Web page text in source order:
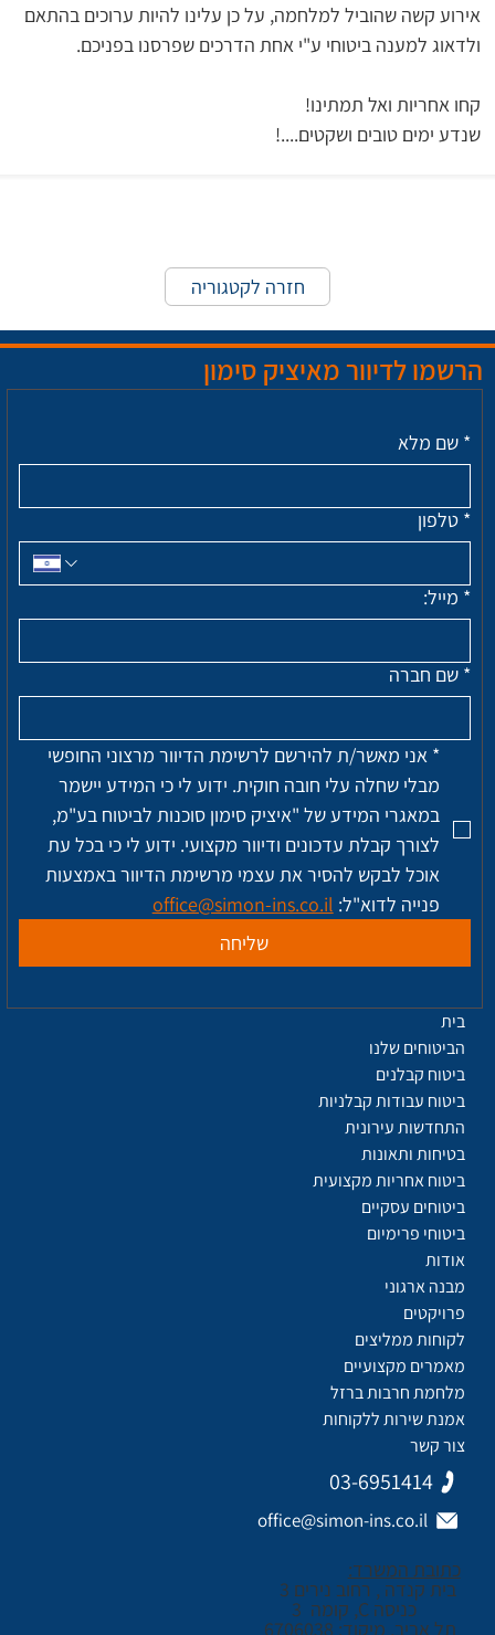
אירוע קשה שהוביל למלחמה, על כן עלינו להיות ערוכים בהתאם
ולדאוג למענה ביטוחי ע"י אחת הדרכים שפרסנו בפניכם.
קחו אחריות ואל תמתינו!
שנדע ימים טובים ושקטים....!
חזרה לקטגוריה
הרשמו לדיוור מאיציק סימון
* שם מלא
* טלפון
* מייל:
* שם חברה
*
פנייה לדוא"ל: office@simon-ins.co.il
שליחה
כתובת המשרד:
בית קנדה , רחוב נירים 3
כניסה C, קומה 3
תל אביב, מיקוד: 6706038
03-6951414
office@simon-ins.co.il
אודות
מבנה ארגוני
פרויקטים
לקוחות ממליצים
מאמרים מקצועיים
מלחמת חרבות ברזל
אמנת שירות ללקוחות
צור קשר
בית
הביטוחים שלנו
ביטוח קבלנים
ביטוח עבודות קבלניות
התחדשות עירונית
בטיחות ותאונות
ביטוח אחריות מקצועית
ביטוחים עסקיים
ביטוחי פרימיום